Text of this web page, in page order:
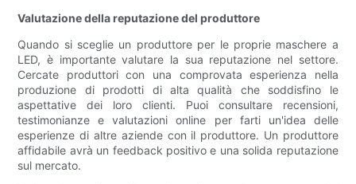
Valutazione della reputazione del produttore
Quando si sceglie un produttore per le proprie maschere a
LED, è importante valutare la sua reputazione nel settore.
Cercate produttori con una comprovata esperienza nella
produzione di prodotti di alta qualità che soddisfino le
aspettative dei loro clienti. Puoi consultare recensioni,
testimonianze e valutazioni online per farti un'idea delle
esperienze di altre aziende con il produttore. Un produttore
affidabile avrà un feedback positivo e una solida reputazione
sul mercato.